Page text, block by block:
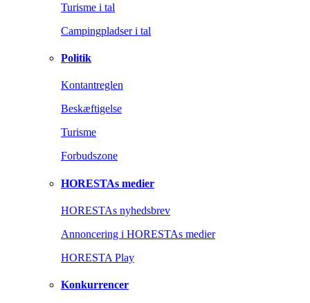
Turisme i tal
Campingpladser i tal
Politik
Kontantreglen
Beskæftigelse
Turisme
Forbudszone
HORESTAs medier
HORESTAs nyhedsbrev
Annoncering i HORESTAs medier
HORESTA Play
Konkurrencer